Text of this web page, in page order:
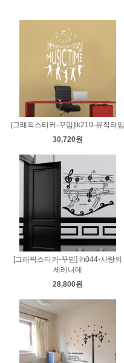
[그래픽스티커-꾸밈]ik210-뮤직타임
30,720원
[그래픽스티커-꾸밈] ih044-사랑의
세레나데
28,800원